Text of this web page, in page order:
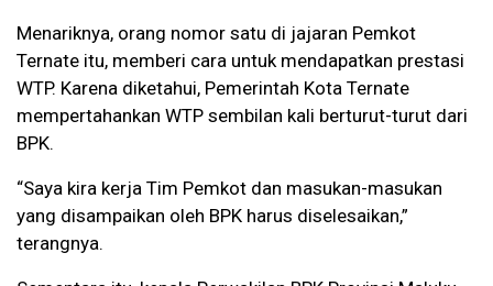
Menariknya, orang nomor satu di jajaran Pemkot
Ternate itu, memberi cara untuk mendapatkan prestasi
WTP. Karena diketahui, Pemerintah Kota Ternate
mempertahankan WTP sembilan kali berturut-turut dari
BPK.
“Saya kira kerja Tim Pemkot dan masukan-masukan
yang disampaikan oleh BPK harus diselesaikan,”
terangnya.